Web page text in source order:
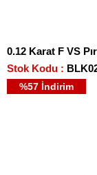
0.12 Karat F VS
Stok Kodu
%57 İndirim